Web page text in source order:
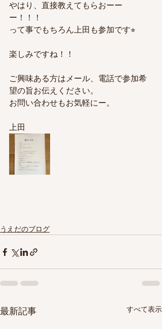
やはり、直接教えてもらおーー
ー！！！
って事でもちろん上田も参加です⭐︎
楽しみですね！！
ご興味ある方はメール、電話で参加希
望の旨お伝えください。
お問い合わせもお気軽にー。
上田
うえだのブログ
最新記事 すべて表示